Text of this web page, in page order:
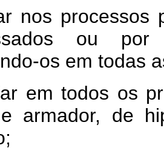
nos processos
ou por
os em todas
em todos os
armador, de